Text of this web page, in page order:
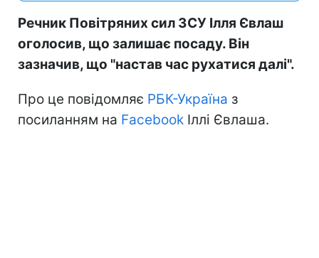
Речник Повітряних сил ЗСУ Ілля Євлаш
оголосив, що залишає посаду. Він
зазначив, що "настав час рухатися далі".
Про це повідомляє РБК-Україна з
посиланням на Facebook Іллі Євлаша.